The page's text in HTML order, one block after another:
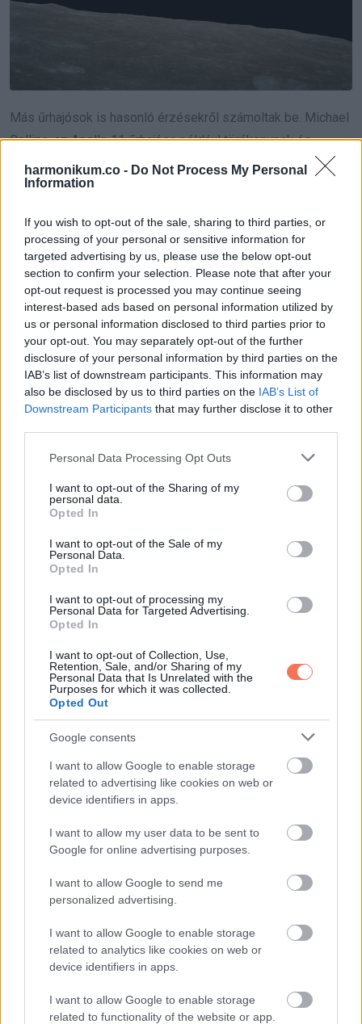
harmonikum.co - Do Not Process My Personal
Information
If you wish to opt-out of the sale, sharing to third parties, or
processing of your personal or sensitive information for
targeted advertising by us, please use the below opt-out
section to confirm your selection. Please note that after your
opt-out request is processed you may continue seeing
interest-based ads based on personal information utilized by
us or personal information disclosed to third parties prior to
your opt-out. You may separately opt-out of the further
disclosure of your personal information by third parties on the
IAB’s list of downstream participants. This information may
also be disclosed by us to third parties on the IAB’s List of
Downstream Participants that may further disclose it to other
Please note that this website/app uses one or more Google
not limited to your visit or usage behaviour. You may click to
grant or deny consent to Google and its third-party tags to
use your data for below specified purposes in below Google
consent section.
Personal Data Processing Opt Outs
I want to opt-out of the Sharing of my
personal data.
Opted In
I want to opt-out of the Sale of my
Personal Data.
Opted In
I want to opt-out of processing my
Personal Data for Targeted Advertising.
Opted In
I want to opt-out of Collection, Use,
Retention, Sale, and/or Sharing of my
Personal Data that Is Unrelated with the
Purposes for which it was collected.
Opted Out
Google consents
I want to allow Google to enable storage
related to advertising like cookies on web or
device identifiers in apps.
I want to allow my user data to be sent to
Google for online advertising purposes.
I want to allow Google to send me
personalized advertising.
I want to allow Google to enable storage
related to analytics like cookies on web or
device identifiers in apps.
I want to allow Google to enable storage
related to functionality of the website or app.
Más űrhajósok is hasonló érzésekről számoltak be. Michael
Collins, az Apollo 11 űrhajósa például törékenynek és
aprónak nevezte a Földet. Edgar Mitchell, az Apollo 14 tagja
pedig arról beszélt, hogy az űrből nézve valóságos „tudati
Ezek a beszámolók ugyanarra mutatnak rá: a Föld kívülről
nézve nem megosztott terület, hanem egyetlen érzékeny és
összetett otthon.
A béke is ebből a
felismerésből indul
megértsék, mennyire szorosan kapcsolódik egymáshoz
minden életforma. Azt hangsúlyozza, hogy tartós béke sem
lesz a Földön addig, amíg nem ismerjük fel a valóság
alapvető összefüggéseit.
Ez számára nem elvont gondolat, hanem nagyon is gyakorlati
kérdés. Ha elfogadjuk, hogy minden összekapcsolódik,
társadalmi felelősségre és egymásra is.
Mégis derűlátó a jövőt
illetően